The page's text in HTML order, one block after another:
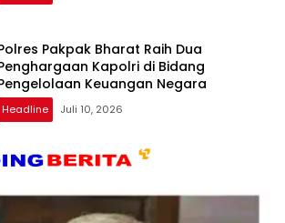
Pakpak Bharat Raih Dua
Kapolri di Bidang
Keuangan Negara
Headline Juli 10, 2026